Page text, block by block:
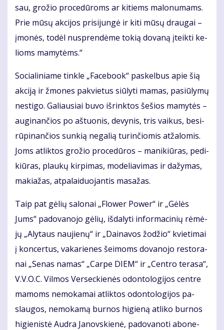
sau, gro­žio pro­ce­dū­roms ar ki­tiems ma­lo­nu­mams.
Prie mū­sų ak­ci­jos pri­si­jun­gė ir ki­ti mū­sų drau­gai –
įmo­nės, to­dėl nu­spren­dė­me to­kią do­va­ną įteik­ti ke­
lioms ma­my­tėms.“
So­cia­li­nia­me tin­kle „Fa­ce­bo­ok“ pa­skel­bus apie šią
ak­ci­ją ir žmo­nes pa­kvie­tus siū­ly­ti ma­mas, pa­siū­ly­mų
ne­sti­go. Ga­liau­siai bu­vo iš­rink­tos še­šios ma­my­tės –
au­gi­nan­čios po aš­tuo­nis, de­vy­nis, tris vai­kus, be­si­
rū­pi­nan­čios sun­kią ne­ga­lią tu­rin­čio­mis at­ža­lo­mis.
Joms at­lik­tos gro­žio pro­ce­dū­ros – ma­ni­kiū­ras, pe­di­
kiū­ras, plau­kų kir­pi­mas, mo­de­lia­vi­mas ir da­žy­mas,
ma­kia­žas, at­pa­lai­duo­jan­tis ma­sa­žas.
Taip pat gė­lių sa­lo­nai „Flo­wer Po­wer“ ir „Gė­lės
Jums“ pa­do­va­no­jo gė­lių, iš­da­ly­ti in­for­ma­ci­nių rė­mė­
jų „Aly­taus nau­jie­nų“ ir „Dai­na­vos žo­džio“ kvie­ti­mai
į kon­cer­tus, va­ka­rie­nes šei­moms do­va­no­jo res­to­ra­
nai „Se­nas na­mas“ „Car­pe DIEM“ ir „Cen­tro te­ra­sa“,
V.V.O.C. Vil­mos Ver­sec­kie­nės odon­to­lo­gi­jos cen­tre
ma­moms ne­mo­ka­mai at­lik­tos odon­to­lo­gi­jos pa­
slau­gos, ne­mo­ka­mą bur­nos hi­gie­ną at­li­ko bur­nos
hi­gie­nis­tė Aud­ra Ja­nov­skie­nė, pa­do­va­no­ti abo­ne­